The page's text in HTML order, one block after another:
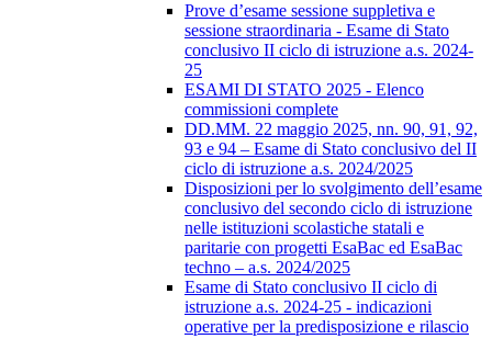
Prove d’esame sessione suppletiva e
sessione straordinaria - Esame di Stato
conclusivo II ciclo di istruzione a.s. 2024-
25
ESAMI DI STATO 2025 - Elenco
commissioni complete
DD.MM. 22 maggio 2025, nn. 90, 91, 92,
93 e 94 – Esame di Stato conclusivo del II
ciclo di istruzione a.s. 2024/2025
Disposizioni per lo svolgimento dell’esame
conclusivo del secondo ciclo di istruzione
nelle istituzioni scolastiche statali e
paritarie con progetti EsaBac ed EsaBac
techno – a.s. 2024/2025
Esame di Stato conclusivo II ciclo di
istruzione a.s. 2024-25 - indicazioni
operative per la predisposizione e rilascio